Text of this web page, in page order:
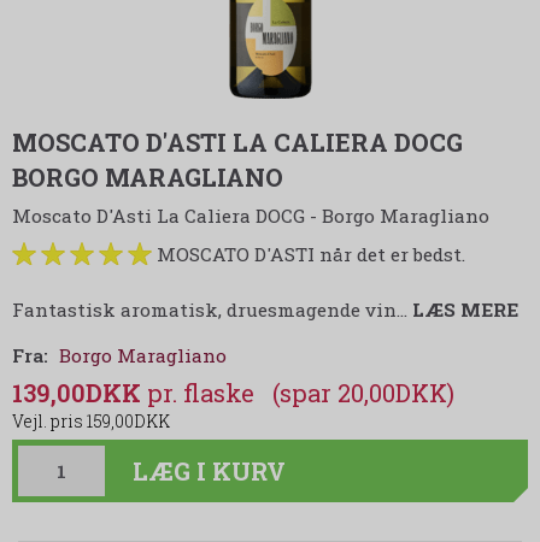
MOSCATO D'ASTI LA CALIERA DOCG
BORGO MARAGLIANO
Moscato D'Asti La Caliera DOCG - Borgo Maragliano
MOSCATO D'ASTI når det er bedst.
Fantastisk aromatisk, druesmagende vin… LÆS MERE
Fra: Borgo Maragliano
139,00DKK
159,00DKK
(spar 20,00DKK)
LÆG I KURV